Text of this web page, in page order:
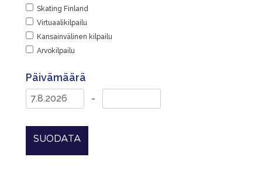
Skating Finland
Virtuaalikilpailu
Kansainvälinen kilpailu
Arvokilpailu
Päivämäärä
-
SUODATA